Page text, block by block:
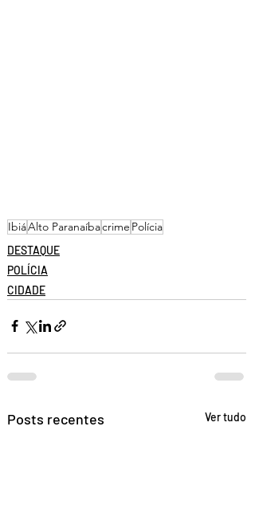
IbiáAlto Paranaíbacrime Polícia
DESTAQUE
POLÍCIA
CIDADE
Posts recentes Ver tudo